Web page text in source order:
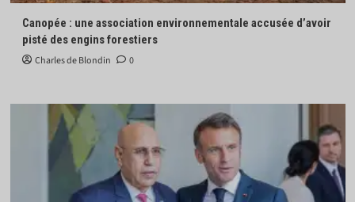
Canopée : une association environnementale accusée d’avoir
pisté des engins forestiers
Charles de Blondin 0